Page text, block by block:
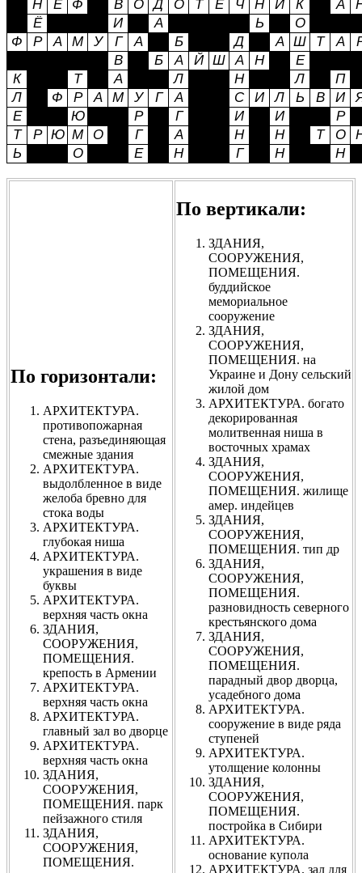
По горизонтали:
АРХИТЕКТУРА.
противопожарная
стена, разъединяющая
смежные здания
АРХИТЕКТУРА.
выдолбленное в виде
желоба бревно для
стока воды
АРХИТЕКТУРА.
глубокая ниша
АРХИТЕКТУРА.
украшения в виде
буквы
АРХИТЕКТУРА.
верхняя часть окна
ЗДАНИЯ,
СООРУЖЕНИЯ,
ПОМЕЩЕНИЯ.
крепость в Армении
АРХИТЕКТУРА.
верхняя часть окна
АРХИТЕКТУРА.
главный зал во дворце
АРХИТЕКТУРА.
верхняя часть окна
ЗДАНИЯ,
СООРУЖЕНИЯ,
ПОМЕЩЕНИЯ. парк
пейзажного стиля
ЗДАНИЯ,
СООРУЖЕНИЯ,
ПОМЕЩЕНИЯ.
По вертикали:
ЗДАНИЯ,
СООРУЖЕНИЯ,
ПОМЕЩЕНИЯ.
буддийское
мемориальное
сооружение
ЗДАНИЯ,
СООРУЖЕНИЯ,
ПОМЕЩЕНИЯ. на
Украине и Дону сельский
жилой дом
АРХИТЕКТУРА. богато
декорированная
молитвенная ниша в
восточных храмах
ЗДАНИЯ,
СООРУЖЕНИЯ,
ПОМЕЩЕНИЯ. жилище
амер. индейцев
ЗДАНИЯ,
СООРУЖЕНИЯ,
ПОМЕЩЕНИЯ. тип др
ЗДАНИЯ,
СООРУЖЕНИЯ,
ПОМЕЩЕНИЯ.
разновидность северного
крестьянского дома
ЗДАНИЯ,
СООРУЖЕНИЯ,
ПОМЕЩЕНИЯ.
парадный двор дворца,
усадебного дома
АРХИТЕКТУРА.
сооружение в виде ряда
ступеней
АРХИТЕКТУРА.
утолщение колонны
ЗДАНИЯ,
СООРУЖЕНИЯ,
ПОМЕЩЕНИЯ.
постройка в Сибири
АРХИТЕКТУРА.
основание купола
АРХИТЕКТУРА. зал для